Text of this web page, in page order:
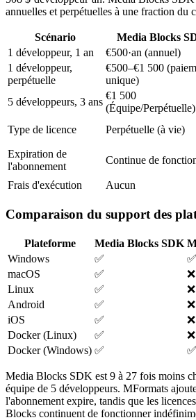
    {
Location = "/path/to/
PlaylistLocation = "/
TargetDuration =
        PlaylistLength = 5
    });
pipeline.Connect(aacEncoder.Output,
await pipeline.StartAsync();
var writer = new MFWriterClass();
writer.WriterSet(
MFFrame frame;
while (running)
{
source.SourceFrameGet(-1, out
    // Process frame...
writer.WriterPut(frame, -1,
// No Linux Docker deployment.
annuelles et perpétuelles à une fraction du
Scénario Media Blocks
1 développeur, 1 an
€500·an (annuel)
1 développeur,
perpétuelle
€500–€1 500
unique)
5 développeurs, 3 ans
€1 500
(Équipe/Perpétuelle)
Type de licence Perpétuelle (à vie)
Expiration de
l'abonnement
Continue de
Frais d'exécution
Aucun
Comparaison du support des
Plateforme Media Blocks SDK
Windows
✅
✅
macOS
✅
❌
Linux
✅
❌
Android
✅
❌
iOS
✅
❌
Docker (Linux)
✅
❌
Docker (Windows) ✅ ✅
Media Blocks SDK est 9 à 27 fois moins
équipe de 5 développeurs. MFormats
l'abonnement expire, tandis que les
Blocks continuent de fonctionner